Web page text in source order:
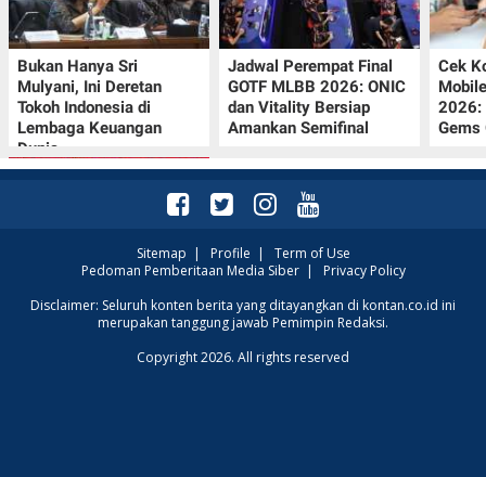
Bukan Hanya Sri
Mulyani, Ini Deretan
Tokoh Indonesia di
Lembaga Keuangan
Dunia
Jadwal Perempat Final
GOTF MLBB 2026: ONIC
dan Vitality Bersiap
Amankan Semifinal
Cek
2026:
Gems
Promo JSM Superindo
7–9 Agustus 2026,
Rp37.900 hingga Buah
Sitemap | Profile | Term of Use
Pedoman Pemberitaan Media Siber| Privacy Policy
Disclaimer: Seluruh konten berita yang ditayangkan di kontan.co.id ini
merupakan tanggung jawab Pemimpin Redaksi.
Copyright 2026. All rights reserved